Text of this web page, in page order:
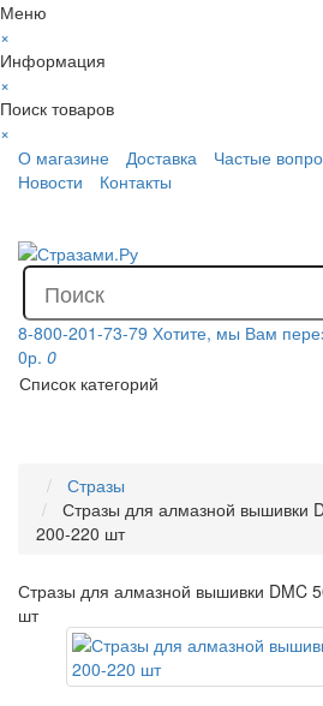
Меню
×
Информация
×
Поиск товаров
×
О магазине
Доставка Частые
Новости
Контакты
8-800-201-73-79 Хотите, мы Вам
0р. 0
Список категорий
Стразы
Стразы для алмазной вышивки
200-220 шт
Стразы для алмазной вышивки DMC
шт